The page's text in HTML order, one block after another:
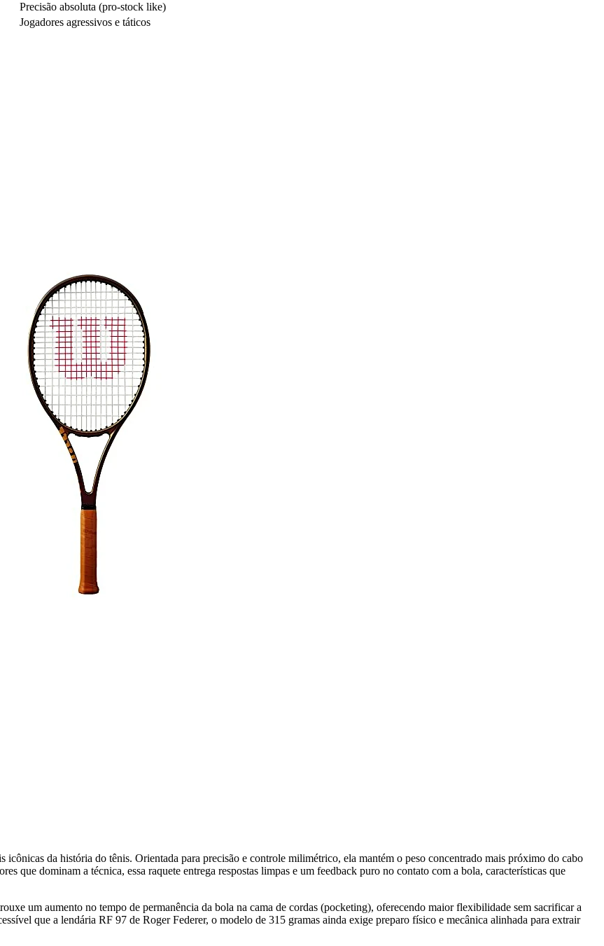
Precisão absoluta (pro-stock like)
Jogadores agressivos e táticos
da história do tênis. Orientada para precisão e controle milimétrico, ela mantém o peso concentrado mais próximo do cabo
que dominam a técnica, essa raquete entrega respostas limpas e um feedback puro no contato com a bola, características que
um aumento no tempo de permanência da bola na cama de cordas (pocketing), oferecendo maior flexibilidade sem sacrificar a
que a lendária RF 97 de Roger Federer, o modelo de 315 gramas ainda exige preparo físico e mecânica alinhada para extrair